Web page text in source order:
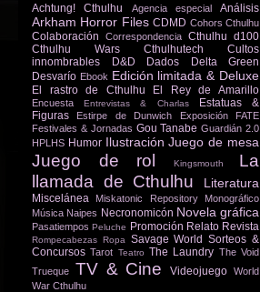
Achtung! Cthulhu Agencia especial Análisis
Arkham Horror Files CDMD Cohors Cthulhu
Colaboración Correspondencia Cthulhu d100
Cthulhu Wars
Cthulhutech
Cultos
innombrables
D&D Dados
Delta Green
Desvarío Ebook Edición limitada & Deluxe
El rastro de Cthulhu El Rey de Amarillo
Encuesta Entrevistas & Charlas
Estatuas &
Figuras
Estirpe de Dunwich Exposición
FATE
Festivales & Jornadas Gou Tanabe Guardián 2.0
HPLHS Humor Ilustración Juego de mesa
Juego de rol Kingsmouth
La
llamada de Cthulhu
Literatura
Miscelánea Miskatonic Repository
Monográfico
Música Naipes Necronomicón Novela gráfica
Pasatiempos Peluche Promoción Relato Revista
Rompecabezas Ropa Savage World Sorteos &
Concursos Tarot Teatro The Laundry The Void
Trueque TV & Cine Videojuego World
War Cthulhu